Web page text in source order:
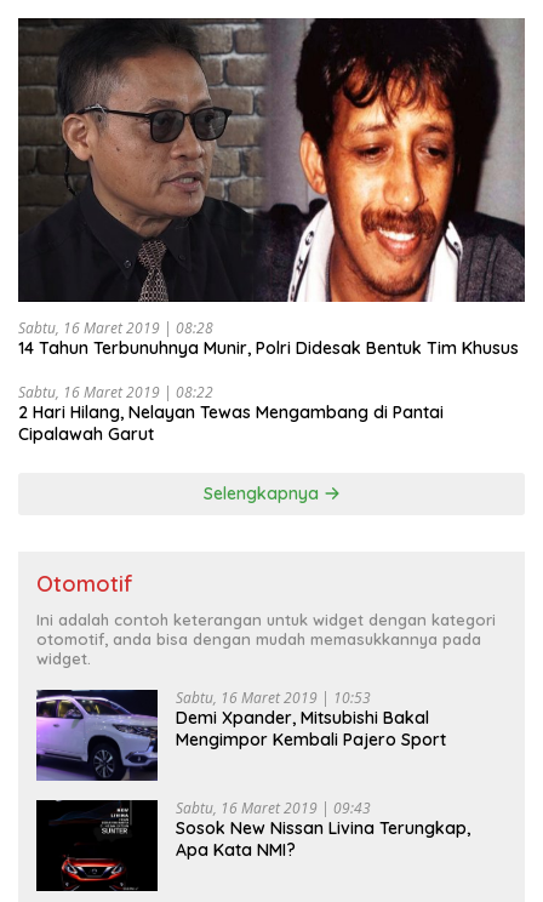
Sabtu, 16 Maret 2019 | 08:28
14 Tahun Terbunuhnya Munir, Polri Didesak Bentuk Tim Khusus
Sabtu, 16 Maret 2019 | 08:22
2 Hari Hilang, Nelayan Tewas Mengambang di Pantai
Cipalawah Garut
Selengkapnya
Otomotif
Ini adalah contoh keterangan untuk widget dengan kategori
otomotif, anda bisa dengan mudah memasukkannya pada
widget.
Sabtu, 16 Maret 2019 | 10:53
Demi Xpander, Mitsubishi Bakal
Mengimpor Kembali Pajero Sport
Sabtu, 16 Maret 2019 | 09:43
Sosok New Nissan Livina Terungkap,
Apa Kata NMI?